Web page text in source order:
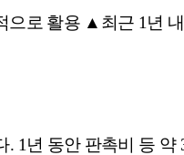
으로 활용 ▲최근 1년
1년 동안 판촉비 등 약